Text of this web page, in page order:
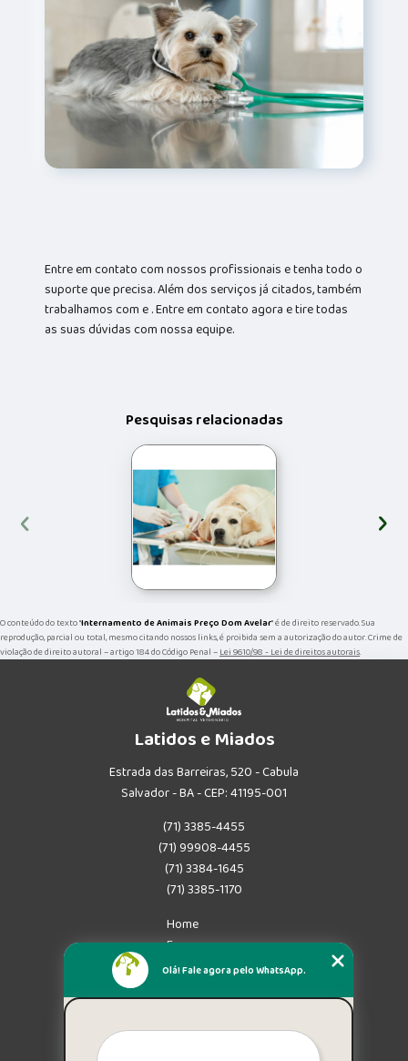
Entre em contato com nossos profissionais e tenha todo o
suporte que precisa. Além dos serviços já citados, também
trabalhamos com e . Entre em contato agora e tire todas
as suas dúvidas com nossa equipe.
Pesquisas relacionadas
‹ ›
O conteúdo do texto "Internamento de Animais Preço Dom Avelar" é de direito reservado. Sua
reprodução, parcial ou total, mesmo citando nossos links, é proibida sem a autorização do autor. Crime de
violação de direito autoral – artigo 184 do Código Penal –Lei 9610/98 - Lei de direitos autorais.
Latidos e Miados
Estrada das Barreiras, 520 - Cabula
Salvador - BA - CEP: 41195-001
(71) 3385-4455
(71) 99908-4455
(71) 3384-1645
(71) 3385-1170
Home
Empresa
Missão
Mapa do site
Olá! Fale agora pelo WhatsApp.